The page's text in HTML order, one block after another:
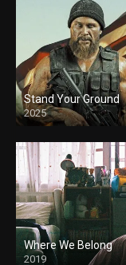
Stand Your Ground
2025
Where We Belong
2019